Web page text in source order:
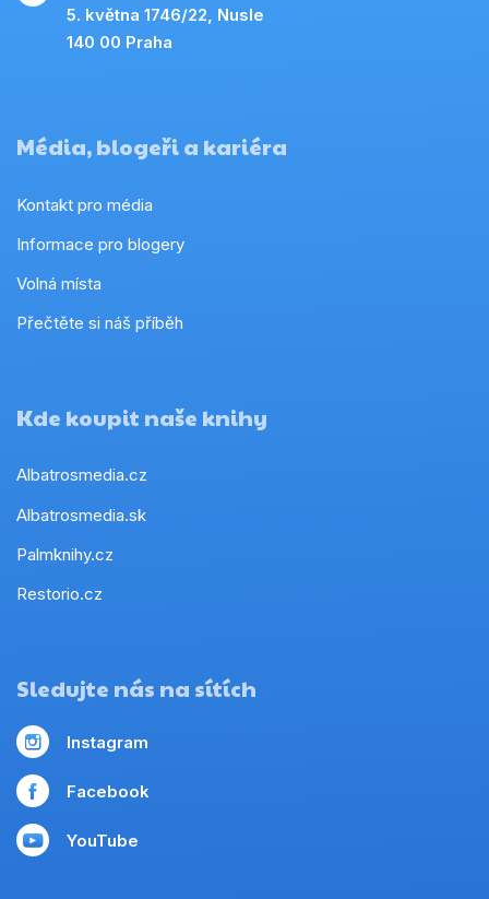
5. května 1746/22, Nusle
140 00 Praha
Média, blogeři a kariéra
Kontakt pro média
Informace pro blogery
Volná místa
Přečtěte si náš příběh
Kde koupit naše knihy
Albatrosmedia.cz
Albatrosmedia.sk
Palmknihy.cz
Restorio.cz
Sledujte nás na sítích
Instagram
Facebook
YouTube